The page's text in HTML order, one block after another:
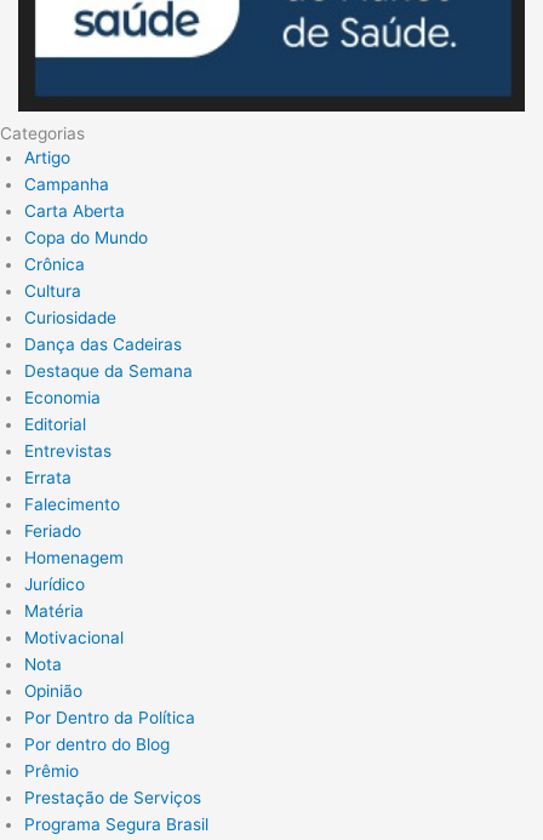
Categorias
Artigo
Campanha
Carta Aberta
Copa do Mundo
Crônica
Cultura
Curiosidade
Dança das Cadeiras
Destaque da Semana
Economia
Editorial
Entrevistas
Errata
Falecimento
Feriado
Homenagem
Jurídico
Matéria
Motivacional
Nota
Opinião
Por Dentro da Política
Por dentro do Blog
Prêmio
Prestação de Serviços
Programa Segura Brasil